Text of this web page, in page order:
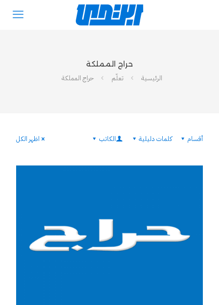
حراج المملكة
الرئيسية
تعلّم حراج المملكة
أقسام كلمات دليلية الكاتب اظهر الكل